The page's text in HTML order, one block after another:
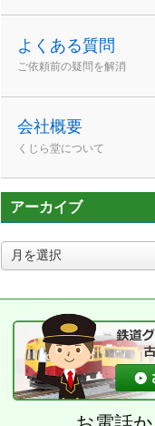
よくある質問
ご依頼前の疑問を解消
会社概要
くじら堂について
アーカイブ
ア
ー
ブ